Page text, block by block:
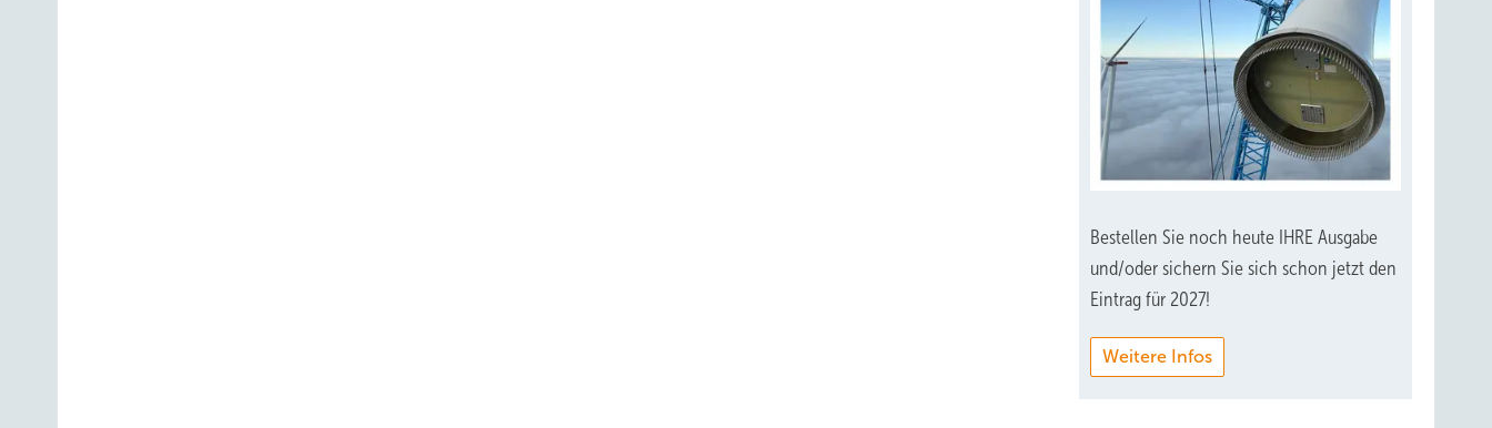
Bestellen Sie noch heute IHRE Ausgabe
und/oder sichern Sie sich schon jetzt den
Eintrag für 2027!
Weitere Infos